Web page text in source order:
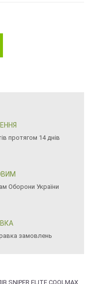
протягом 14 днів
Оборони України
замовлень